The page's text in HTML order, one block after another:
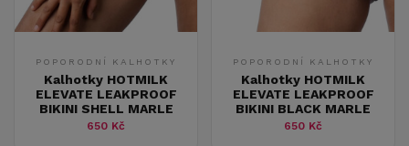
POPORODNÍ KALHOTKY
Kalhotky HOTMILK
ELEVATE LEAKPROOF
BIKINI SHELL MARLE
650 Kč
POPORODNÍ KALHOTKY
Kalhotky HOTMILK
ELEVATE LEAKPROOF
BIKINI BLACK MARLE
650 Kč